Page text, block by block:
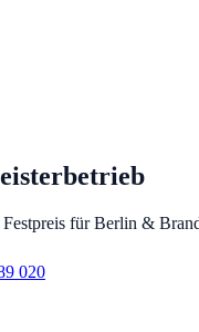
für Berlin &
020